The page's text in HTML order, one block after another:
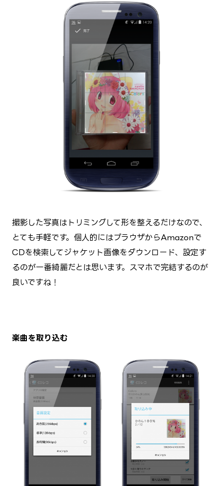
撮影した写真はトリミングして形を整えるだけなので、
とても手軽です。個人的にはブラウザからAmazonで
CDを検索してジャケット画像をダウンロード、設定す
るのが一番綺麗だとは思います。スマホで完結するのが
良いですね！
楽曲を取り込む